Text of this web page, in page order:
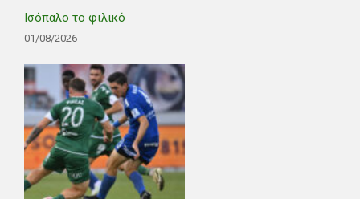
Ισόπαλο το φιλικό
01/08/2026